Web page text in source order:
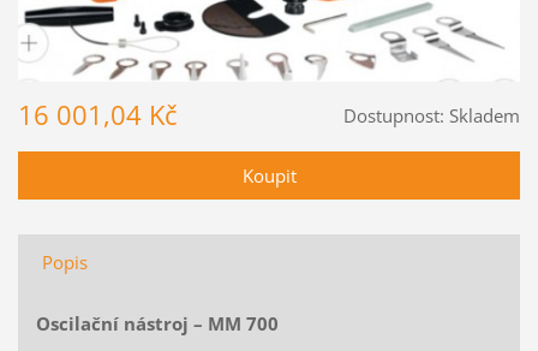
Dostupnost: Skladem
16 001,04 Kč
Popis
Oscilační nástroj – MM 700